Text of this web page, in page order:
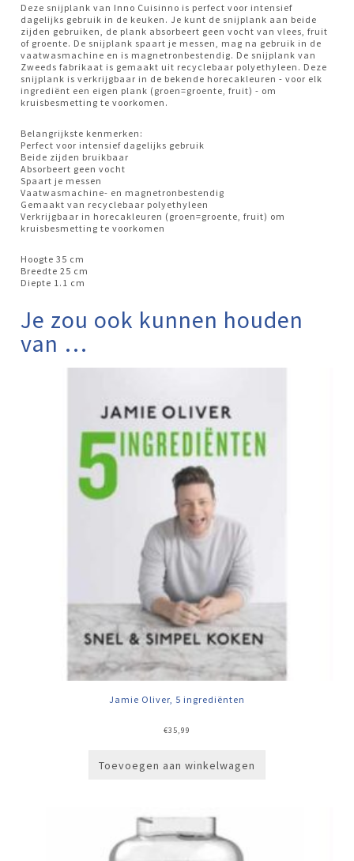
Deze snijplank van Inno Cuisinno is perfect voor intensief
dagelijks gebruik in de keuken. Je kunt de snijplank aan beide
zijden gebruiken, de plank absorbeert geen vocht van vlees, fruit
of groente. De snijplank spaart je messen, mag na gebruik in de
vaatwasmachine en is magnetronbestendig. De snijplank van
Zweeds fabrikaat is gemaakt uit recyclebaar polyethyleen. Deze
snijplank is verkrijgbaar in de bekende horecakleuren - voor elk
ingrediënt een eigen plank (groen=groente, fruit) - om
kruisbesmetting te voorkomen.
Belangrijkste kenmerken:
Perfect voor intensief dagelijks gebruik
Beide zijden bruikbaar
Absorbeert geen vocht
Spaart je messen
Vaatwasmachine- en magnetronbestendig
Gemaakt van recyclebaar polyethyleen
Verkrijgbaar in horecakleuren (groen=groente, fruit) om
kruisbesmetting te voorkomen
Hoogte 35 cm
Breedte 25 cm
Diepte 1.1 cm
Je zou ook kunnen houden
van …
Jamie Oliver, 5 ingrediënten
€35,99
Toevoegen aan winkelwagen